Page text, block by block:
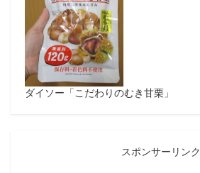
ダイソー「こだわりのむき甘栗」
スポンサーリンク